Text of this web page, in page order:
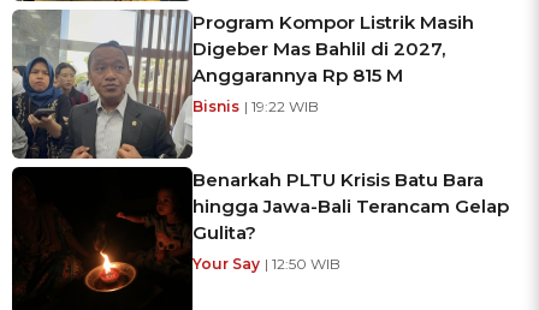
Program Kompor Listrik Masih
Digeber Mas Bahlil di 2027,
Anggarannya Rp 815 M
Bisnis | 19:22 WIB
Benarkah PLTU Krisis Batu Bara
hingga Jawa-Bali Terancam Gelap
Gulita?
Your Say | 12:50 WIB